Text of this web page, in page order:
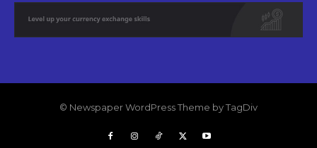
© Newspaper WordPress Theme by TagDiv